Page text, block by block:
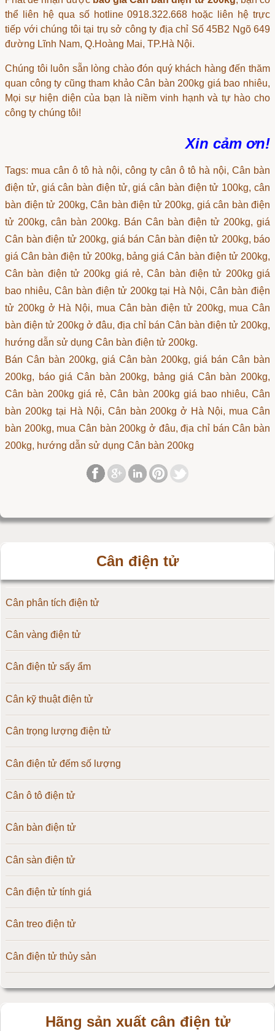
thể liên hệ qua số hotline 0918.322.668 hoặc liên hệ trực
tiếp với chúng tôi tại trụ sở công ty địa chỉ Số 45B2 Ngõ 649
đường Lĩnh Nam, Q.Hoàng Mai, TP.Hà Nội.
Chúng tôi luôn sẵn lòng chào đón quý khách hàng đến thăm
quan công ty cũng tham khảoCân bàn 200kg giá bao nhiêu,
Mọi sự hiện diện của bạn là niềm vinh hạnh và tự hào cho
công ty chúng tôi!
Xin cảm ơn!
Tags: mua cân ô tô hà nội, công ty cân ô tô hà nội, Cân bàn
điện tử, giá cân bàn điện tử, giá cân bàn điện tử 100kg, cân
bàn điện tử 200kg, Cân bàn điện tử 200kg, giá cân bàn điện
tử 200kg, cân bàn 200kg. Bán Cân bàn điện tử 200kg, giá
Cân bàn điện tử 200kg, giá bán Cân bàn điện tử 200kg, báo
giá Cân bàn điện tử 200kg, bảng giá Cân bàn điện tử 200kg,
Cân bàn điện tử 200kg giá rẻ, Cân bàn điện tử 200kg giá
bao nhiêu, Cân bàn điện tử 200kg tại Hà Nội, Cân bàn điện
tử 200kg ở Hà Nội, mua Cân bàn điện tử 200kg, mua Cân
bàn điện tử 200kg ở đâu, địa chỉ bán Cân bàn điện tử 200kg,
hướng dẫn sử dụng Cân bàn điện tử 200kg.
Bán Cân bàn 200kg, giá Cân bàn 200kg, giá bán Cân bàn
200kg, báo giá Cân bàn 200kg, bảng giá Cân bàn 200kg,
Cân bàn 200kg giá rẻ, Cân bàn 200kg giá bao nhiêu, Cân
bàn 200kg tại Hà Nội, Cân bàn 200kg ở Hà Nội, mua Cân
bàn 200kg, mua Cân bàn 200kg ở đâu, địa chỉ bán Cân bàn
200kg, hướng dẫn sử dụng Cân bàn 200kg
Cân điện tử
Cân phân tích điện tử
Cân vàng điện tử
Cân điện tử sấy ẩm
Cân kỹ thuật điện tử
Cân trọng lượng điện tử
Cân điện tử đếm số lượng
Cân ô tô điện tử
Cân bàn điện tử
Cân sàn điện tử
Cân điện tử tính giá
Cân treo điện tử
Cân điện tử thủy sản
Hãng sản xuất cân điện tử